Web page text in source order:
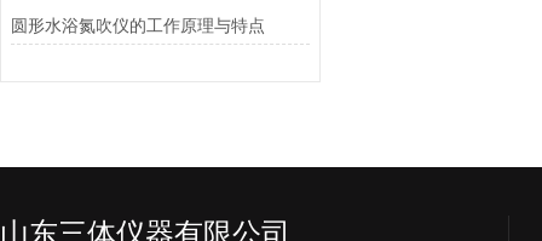
圆形水浴氮吹仪的工作原理与特点
山东三体仪器有限公司